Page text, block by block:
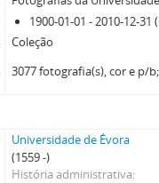
1900-01-01 - 2010-12-31
Coleção
3077 fotografia(s), cor e p/
Universidade de Évora
(1559 -)
História administrativa